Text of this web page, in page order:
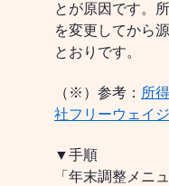
とが原因です。
を変更してから
とおりです。
（※）参考： 所
社フリーウェイ
▼手順
「年末調整メニ